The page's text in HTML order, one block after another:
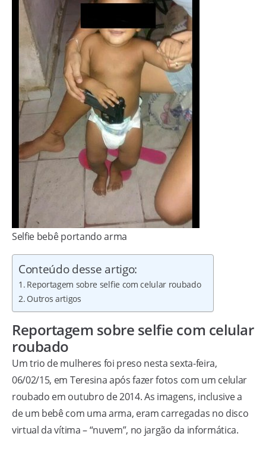
Selfie bebê portando arma
Conteúdo desse artigo:
Reportagem sobre selfie com celular roubado
Outros artigos
Reportagem sobre selfie com celular
roubado
Um trio de mulheres foi preso nesta sexta-feira,
06/02/15, em Teresina após fazer fotos com um celular
roubado em outubro de 2014. As imagens, inclusive a
de um bebê com uma arma, eram carregadas no disco
virtual da vítima – “nuvem”, no jargão da informática.